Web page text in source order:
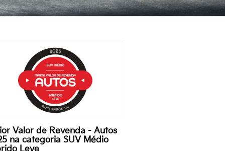
Valor de Revenda - Autos
na categoria SUV Médio
Leve